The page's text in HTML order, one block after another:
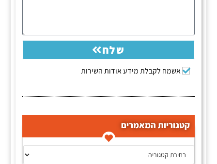
אשמח לקבלת מידע אודות השירות
שלח
קטגוריות המאמרים
קטגוריות המאמרים